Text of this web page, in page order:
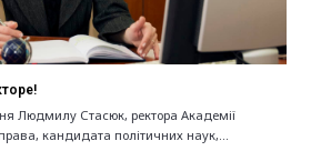
Людмилу Стасюк, ректора Академії
кандидата політичних наук,…